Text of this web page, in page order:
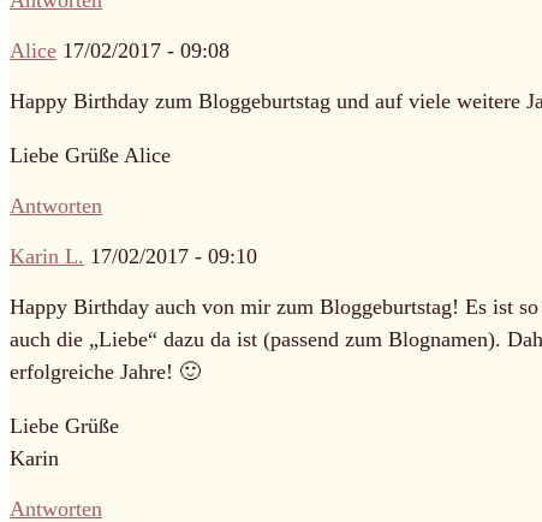
Alice 17/02/2017 - 09:08
Happy Birthday zum Bloggeburtstag und auf viele weitere
Liebe Grüße Alice
Antworten
Karin L. 17/02/2017 - 09:10
Happy Birthday auch von mir zum Bloggeburtstag! Es ist
auch die „Liebe“ dazu da ist (passend zum Blognamen).
erfolgreiche Jahre! 🙂
Liebe Grüße
Karin
Antworten